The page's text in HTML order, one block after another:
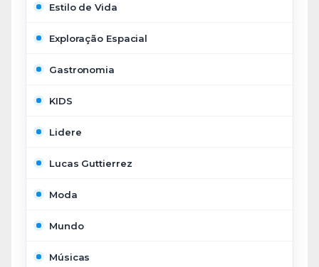
Estilo de Vida
Exploração Espacial
Gastronomia
KIDS
Lidere
Lucas Guttierrez
Moda
Mundo
Músicas